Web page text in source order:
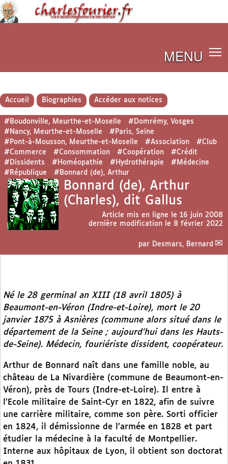
MENU
Accueil Biographies Accéder aux notices
#Boudonville, Meurthe-et-Moselle
#Domrémy, Vosges
#Nancy, Meurthe-et-Moselle
#Paris, Seine
#Pont-à-Mousson, Meurthe-et-Moselle
#Association
#Club
#Commerce
#Consommation #Coopération
#Crédit
#Dissidents
#Homéopathie #Hydrothérapie
#Médecine
#République
#Bonnard (de), Arthur
Bonnard (de), Arthur
(Charles), dit Gallus
Article mis en ligne le 16 juin 2008
dernière modification le 8 février 2022
par Desmars, Bernard
Né le 28 germinal an XIII (18 avril 1805) à
Beaumont-en-Véron (Indre-et-Loire), mort le 20
janvier 1875 à Asnières (commune alors situé dans le
département de la Seine ; aujourd’hui dans les Hauts-
de-Seine). Médecin, fouriériste dissident, coopérateur.
Arthur de Bonnard naît dans une famille noble, au
château de La Nivardière (commune de Beaumont-en-
Véron), près de Tours (Indre-et-Loire). Il entre à
l’Ecole militaire de Saint-Cyr en 1822, afin de suivre
une carrière militaire, comme son père. Sorti officier
en 1824, il démissionne de l’armée en 1828 et part
étudier la médecine à la faculté de Montpellier.
Interne aux hôpitaux de Lyon, il obtient son doctorat